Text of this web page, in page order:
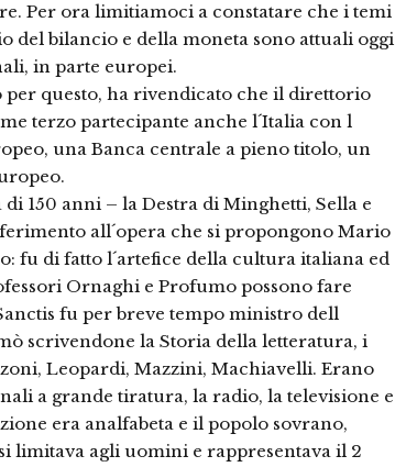
Per ora limitiamoci a constatare che i temi
del bilancio e della moneta sono attuali oggi
in parte europei.
questo, ha rivendicato che il direttorio
terzo partecipante anche l´Italia con l
una Banca centrale a pieno titolo, un
150 anni – la Destra di Minghetti, Sella e
all´opera che si propongono Mario
fu di fatto l´artefice della cultura italiana ed
Ornaghi e Profumo possono fare
fu per breve tempo ministro dell
scrivendone la Storia della letteratura, i
Leopardi, Mazzini, Machiavelli. Erano
a grande tiratura, la radio, la televisione e
era analfabeta e il popolo sovrano,
limitava agli uomini e rappresentava il 2